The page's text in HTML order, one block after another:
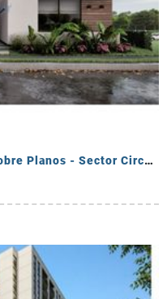
Se Venden Casas Campestres Sobre Planos - Sector Circasia